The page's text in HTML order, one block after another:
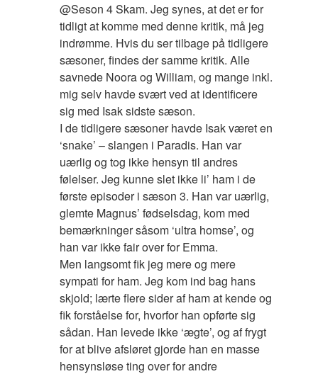
@Seson 4 Skam. Jeg synes, at det er for
tidligt at komme med denne kritik, må jeg
indrømme. Hvis du ser tilbage på tidligere
sæsoner, findes der samme kritik. Alle
savnede Noora og William, og mange inkl.
mig selv havde svært ved at identificere
sig med Isak sidste sæson.
I de tidligere sæsoner havde Isak været en
‘snake’ – slangen i Paradis. Han var
uærlig og tog ikke hensyn til andres
følelser. Jeg kunne slet ikke li’ ham i de
første episoder i sæson 3. Han var uærlig,
glemte Magnus’ fødselsdag, kom med
bemærkninger såsom ‘ultra homse’, og
han var ikke fair over for Emma.
Men langsomt fik jeg mere og mere
sympati for ham. Jeg kom ind bag hans
skjold; lærte flere sider af ham at kende og
fik forståelse for, hvorfor han opførte sig
sådan. Han levede ikke ‘ægte’, og af frygt
for at blive afsløret gjorde han en masse
hensynsløse ting over for andre